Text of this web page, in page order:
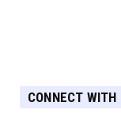
CONNECT WITH